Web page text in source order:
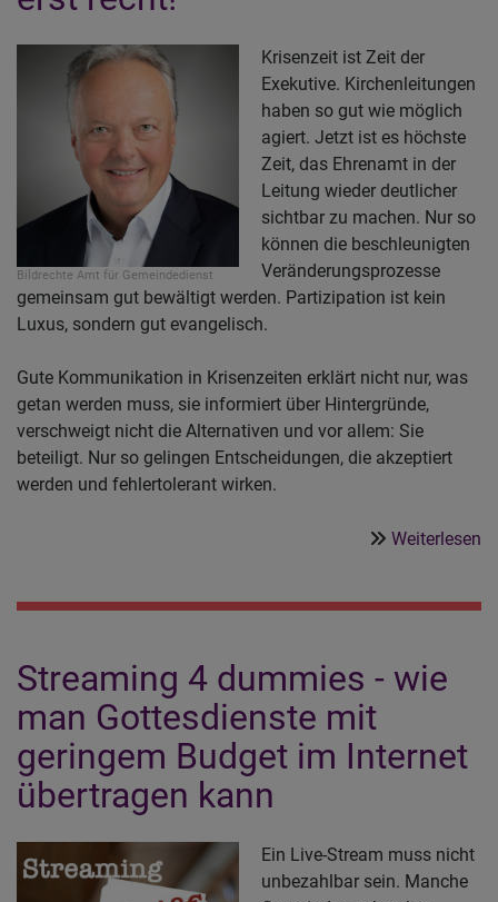
Bildrechte Amt für Gemeindedienst
Krisenzeit ist Zeit der
Exekutive. Kirchenleitungen
haben so gut wie möglich
agiert. Jetzt ist es höchste
Zeit, das Ehrenamt in der
Leitung wieder deutlicher
sichtbar zu machen. Nur so
können die beschleunigten
Veränderungsprozesse
gemeinsam gut bewältigt werden. Partizipation ist kein
Luxus, sondern gut evangelisch.
Gute Kommunikation in Krisenzeiten erklärt nicht nur, was
getan werden muss, sie informiert über Hintergründe,
verschweigt nicht die Alternativen und vor allem: Sie
beteiligt. Nur so gelingen Entscheidungen, die akzeptiert
werden und fehlertolerant wirken.
Weiterlesen
Streaming 4 dummies - wie
man Gottesdienste mit
geringem Budget im Internet
übertragen kann
Ein Live-Stream muss nicht
unbezahlbar sein. Manche